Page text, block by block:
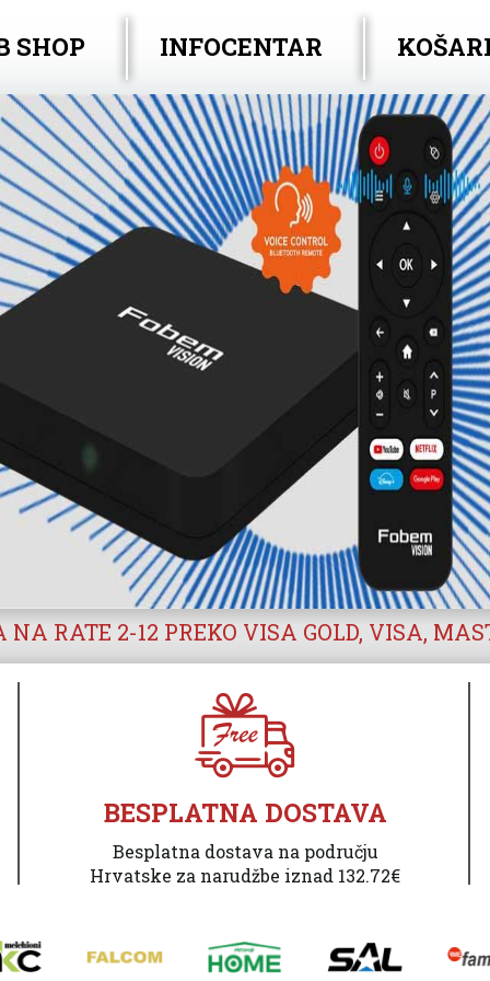
SHOP INFOCENTAR
NA RATE 2-12 PREKO VISA GOLD, VISA,
BESPLATNA DOSTAVA
Besplatna dostava na području
Hrvatske za narudžbe iznad 132.72€